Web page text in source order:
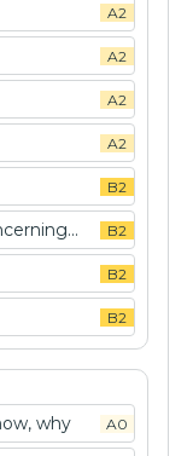
A2
A2
A2
A2
B2
B2
B2
B2
why
A0